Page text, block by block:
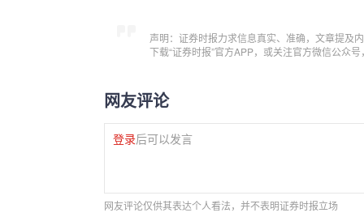
声明：证券时报力求信息真实、准确，文章提及
下载“证券时报”官方APP，或关注官方微信公众
网友评论
登录后可以发言
网友评论仅供其表达个人看法，并不表明证券时报立场